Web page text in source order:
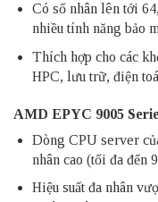
Có số nhân lên tới
nhiều tính năng bảo
Thích hợp cho các
HPC, lưu trữ, điện
AMD EPYC 9005
Dòng CPU server
nhân cao (tối đa đến
Hiệu suất đa nhân